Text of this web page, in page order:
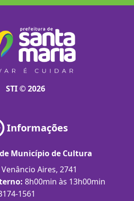
STI © 2026
Informações
Município de Cultura
Venâncio Aires, 2741
8h00min às 13h00min
1561